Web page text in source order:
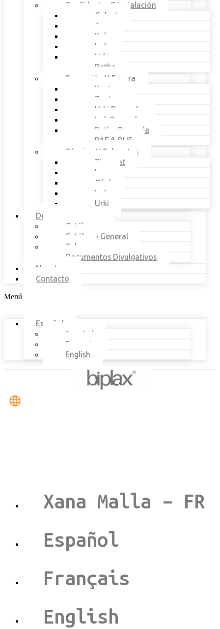
Confidentes E Instalación
Galant
Awa
Kele
Lok
Urki
Betha
Recepción Y Espera
Kosta
Zentrum
Urki Bancada
Lok Bancada
Betha Bancada
PAF & PUF
Técnica Y Taburetes
Ziggurat
Lan
Qlick
Lok
Urki
Descargas
Catálogos
Catálogo General
Telas
Documentos Divulgativos
Nosotros
Contacto
Menú
Español
Español
Français
English
Xana Malla – FR
Español
Français
English